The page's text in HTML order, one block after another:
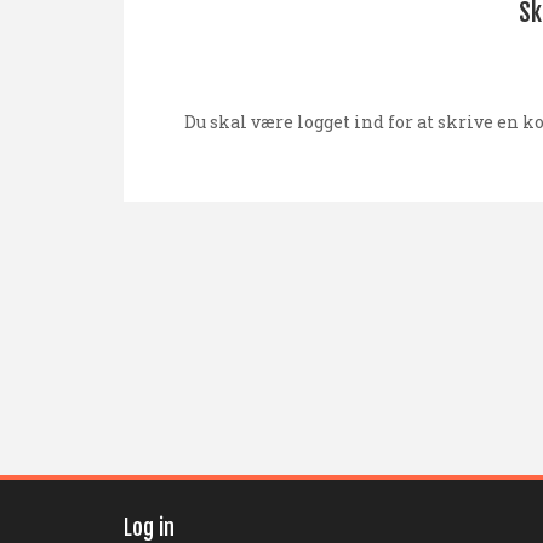
Du skal være logget ind for at skrive en
Log in